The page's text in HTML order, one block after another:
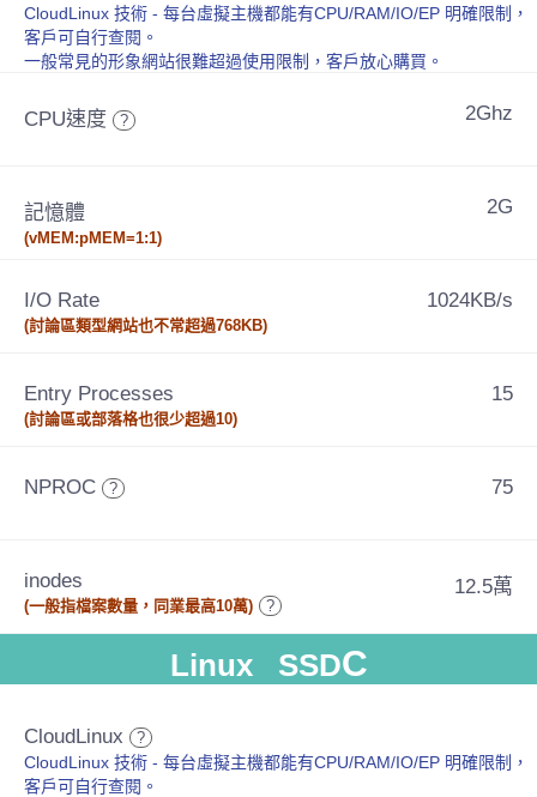
CloudLinux 技術 - 每台虛擬主機都能有CPU/RAM/IO/EP 明確限制，
客戶可自行查閱。
一般常見的形象網站很難超過使用限制，客戶放心購買。
CPU速度 ? 2Ghz
記憶體
(vMEM:pMEM=1:1)
2G
I/O Rate
(討論區類型網站也不常超過768KB)
1024KB/s
Entry Processes
(討論區或部落格也很少超過10)
15
NPROC ? 75
inodes
(一般指檔案數量，同業最高10萬) ?
12.5萬
Linux SSDC
CloudLinux ?
CloudLinux 技術 - 每台虛擬主機都能有CPU/RAM/IO/EP 明確限制，
客戶可自行查閱。